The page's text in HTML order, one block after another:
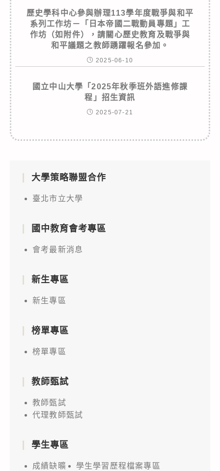
歷史學科中心參與辦理113學年度戰爭與和平
系列工作坊－「日本帝國二戰動員專題」工
作坊（如附件），請關心歷史教育及戰爭與
和平議題之教師踴躍報名參加。
2025-06-10
國立中山大學「2025年秋季班外語進修課
程」招生資訊
2025-07-21
大學策略聯盟合作
臺北市立大學
國中教育會考專區
會考最新消息
新生專區
新生專區
榜單專區
榜單專區
教師甄試
教師甄試
代理教師甄試
學生專區
成績缺曠 學生學習歷程檔案專區